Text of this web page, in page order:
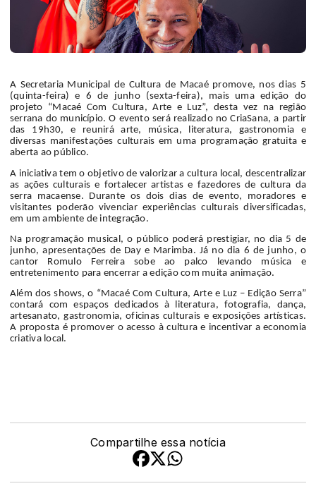
A Secretaria Municipal de Cultura de Macaé promove, nos dias 5
(quinta-feira) e 6 de junho (sexta-feira), mais uma edição do
projeto “Macaé Com Cultura, Arte e Luz”, desta vez na região
serrana do município. O evento será realizado no CriaSana, a partir
das 19h30, e reunirá arte, música, literatura, gastronomia e
diversas manifestações culturais em uma programação gratuita e
aberta ao público.
A iniciativa tem o objetivo de valorizar a cultura local, descentralizar
as ações culturais e fortalecer artistas e fazedores de cultura da
serra macaense. Durante os dois dias de evento, moradores e
visitantes poderão vivenciar experiências culturais diversificadas,
em um ambiente de integração.
Na programação musical, o público poderá prestigiar, no dia 5 de
junho, apresentações de Day e Marimba. Já no dia 6 de junho, o
cantor Romulo Ferreira sobe ao palco levando música e
entretenimento para encerrar a edição com muita animação.
Além dos shows, o “Macaé Com Cultura, Arte e Luz – Edição Serra”
contará com espaços dedicados à literatura, fotografia, dança,
artesanato, gastronomia, oficinas culturais e exposições artísticas.
A proposta é promover o acesso à cultura e incentivar a economia
criativa local.
Compartilhe essa notícia